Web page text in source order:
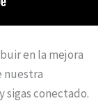
en la mejora
nuestra
sigas conectado.